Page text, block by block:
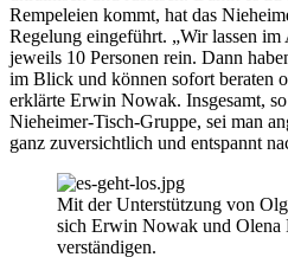
Rempeleien kommt, hat das
Regelung eingeführt. „Wir lassen
jeweils 10 Personen rein. Dann
im Blick und können sofort beraten
erklärte Erwin Nowak. Insgesamt,
Nieheimer-Tisch-Gruppe, sei man
ganz zuversichtlich und entspannt
Mit der Unterstützung von
sich Erwin Nowak und Olena
verständigen.